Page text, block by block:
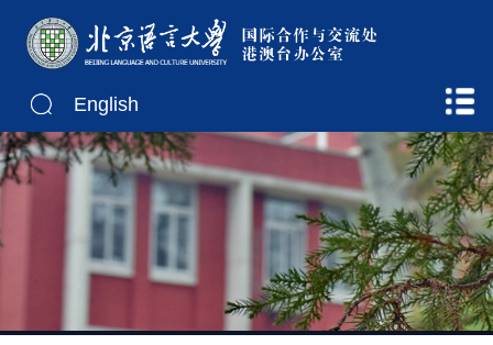
English